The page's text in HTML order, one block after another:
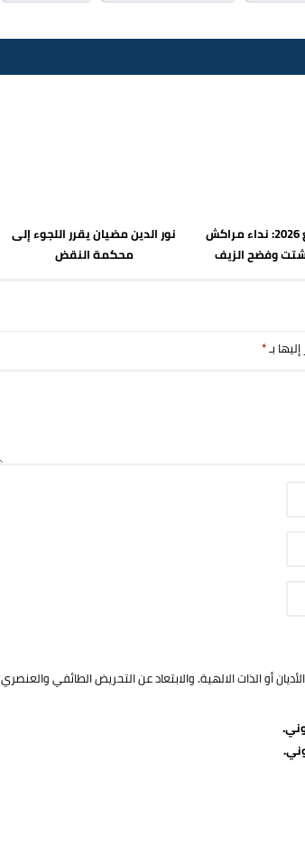
ربيع الأمازيغ 2026: نداء مراكش
وفضح الزيف
نور الدين مضيان يقرر اللجوء إلى
محكمة النقض
بـ*
أو الذات الالهية. والابتعاد عن التحريض الطائفي والعنصري